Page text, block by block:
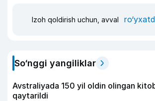
Izoh qoldirish uchun, avval
So‘nggi yangiliklar
Avstraliyada 150 yil oldin olingan
qaytarildi